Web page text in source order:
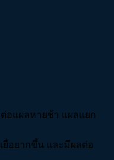
อแผลหายช้า แผลแยก
ยื่อยากขึ้น และมีผลต่อ